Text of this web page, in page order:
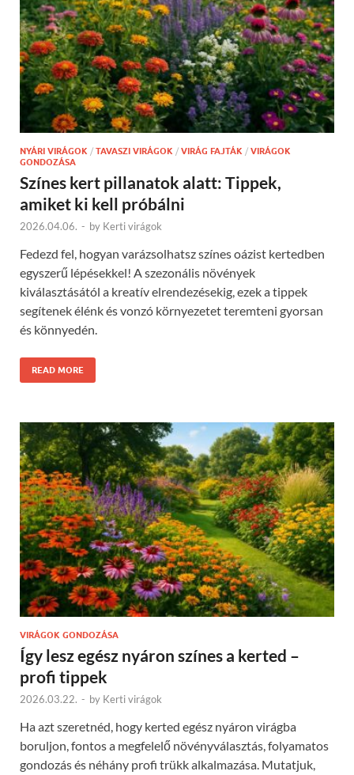
NYÁRI VIRÁGOK / TAVASZI VIRÁGOK / VIRÁG FAJTÁK / VIRÁGOK
GONDOZÁSA
Színes kert pillanatok alatt: Tippek,
amiket ki kell próbálni
2026.04.06. - by Kerti virágok
Fedezd fel, hogyan varázsolhatsz színes oázist kertedben
egyszerű lépésekkel! A szezonális növények
kiválasztásától a kreatív elrendezésekig, ezek a tippek
segítenek élénk és vonzó környezetet teremteni gyorsan
és könnyedén.
READ MORE
VIRÁGOK GONDOZÁSA
Így lesz egész nyáron színes a kerted –
profi tippek
2026.03.22. - by Kerti virágok
Ha azt szeretnéd, hogy kerted egész nyáron virágba
boruljon, fontos a megfelelő növényválasztás, folyamatos
gondozás és néhány profi trükk alkalmazása. Mutatjuk,